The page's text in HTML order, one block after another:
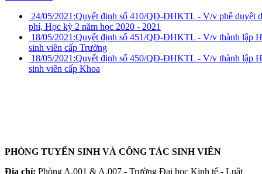
24/05/2021:Quyết định số 410/QĐ-ĐHKTL - V/v phê duyệt
phí, Học kỳ 2 năm học 2020 - 2021
18/05/2021:Quyết định số 451/QĐ-ĐHKTL - V/v thành lập
sinh viên cấp Trường
18/05/2021:Quyết định số 450/QĐ-ĐHKTL - V/v thành lập
sinh viên cấp Khoa
PHÒNG TUYỂN SINH VÀ CÔNG TÁC SINH VIÊN
Địa chỉ: Phòng A.001 & A.007 - Trường Đại học Kinh tế - Luật